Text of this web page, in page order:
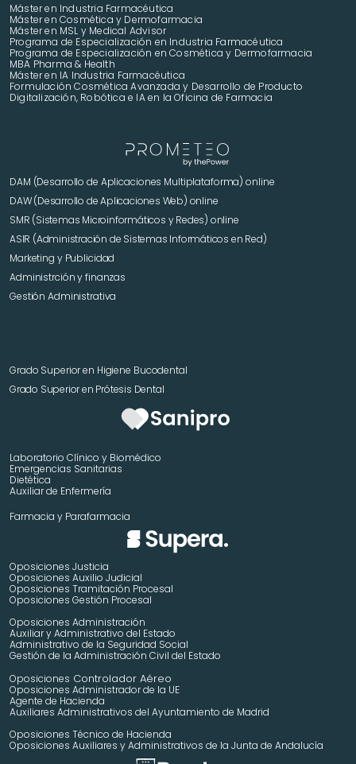
Máster en Industria Farmacéutica
Máster en Cosmética y Dermofarmacia
Máster en MSL y Medical Advisor
Programa de Especialización en Industria Farmacéutica
Programa de Especialización en Cosmética y Dermofarmacia
MBA Pharma & Health
Máster en IA Industria Farmacéutica
Formulación Cosmética Avanzada y Desarrollo de Producto
Digitalización, Robótica e IA en la Oficina de Farmacia
DAM (Desarrollo de Aplicaciones Multiplataforma) online
DAW (Desarrollo de Aplicaciones Web) online
SMR (Sistemas Microinformáticos y Redes) online
ASIR (Administración de Sistemas Informáticos en Red)
Marketing y Publicidad
Administrción y finanzas
Gestión Administrativa
Grado Superior en Higiene Bucodental
Grado Superior en Prótesis Dental
Laboratorio Clínico y Biomédico
Emergencias Sanitarias
Dietética
Auxiliar de Enfermería
Farmacia y Parafarmacia
Oposiciones Justicia
Oposiciones Auxilio Judicial
Oposiciones Tramitación Procesal
Oposiciones Gestión Procesal
Oposiciones Administración
Auxiliar y Administrativo del Estado
Administrativo de la Seguridad Social
Gestión de la Administración Civil del Estado
Oposiciones Controlador Aéreo
Oposiciones Administrador de la UE
Agente de Hacienda
Auxiliares Administrativos del Ayuntamiento de Madrid
Oposiciones Técnico de Hacienda
Oposiciones Auxiliares y Administrativos de la Junta de Andalucía